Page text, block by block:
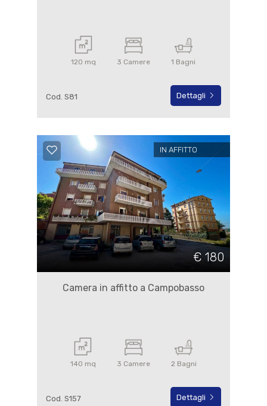
120 mq 3 Camere 1 Bagni
Cod. S81 Dettagli
IN AFFITTO
€ 180
Camera in affitto a Campobasso
140 mq 3 Camere 2 Bagni
Cod. S157 Dettagli